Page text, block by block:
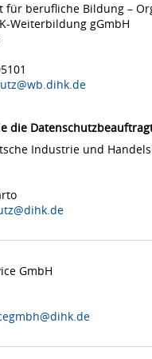
für berufliche Bildung –
Weiterbildung gGmbH
die
Industrie und
GmbH